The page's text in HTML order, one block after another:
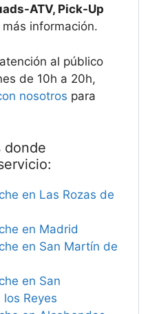
ATV, Pick-Up
información.
al público
de 10h a 20h,
nosotros para
donde
en Las Rozas de
en Madrid
en San Martín de
en San
Reyes